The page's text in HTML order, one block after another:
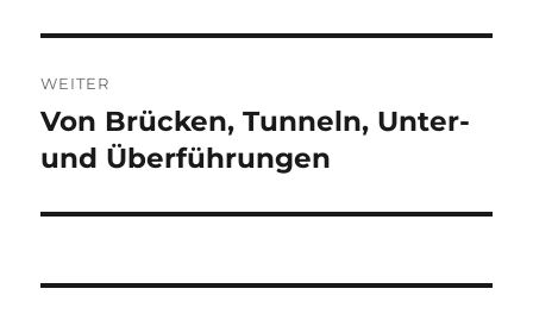
WEITER
Nächster
Beitrag:
Von Brücken, Tunneln, Unter-
und Überführungen